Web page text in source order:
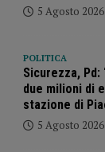
5 Agosto 2026
POLITICA
Sicurezza,
due milioni di
stazione di
5 Agosto 2026